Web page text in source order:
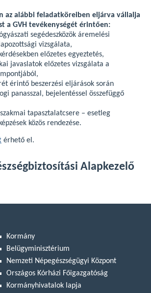
az alábbi feladatköreiben eljárva vállalja
a GVH tevékenységét érintően:
segédeszközök áremelési
vizsgálata,
előzetes egyeztetés,
javaslatok előzetes vizsgálata a
érintő beszerzési eljárások során
panasszal, bejelentéssel összefüggő
tapasztalatcsere – esetleg
közös rendezése.
érhető el.
Alapkezelő
Kormány
Belügyminisztérium
Nemzeti Népegészségügyi Központ
Országos Kórházi Főigazgatóság
Kormányhivatalok lapja